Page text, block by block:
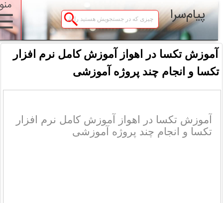
منو
☰ پیام‌سرا
آموزش تکسا در اهواز آموزش کامل نرم افزار
و انجام چند پروژه آموزشی
آموزش تکسا در اهواز آموزش کامل نرم افزار
تکسا و انجام چند پروژه آموزشی